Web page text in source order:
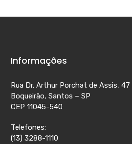
Informações
Rua Dr. Arthur Porchat de Assis, 47
Boqueirão, Santos – SP
CEP 11045-540
Telefones:
(13) 3288-1110